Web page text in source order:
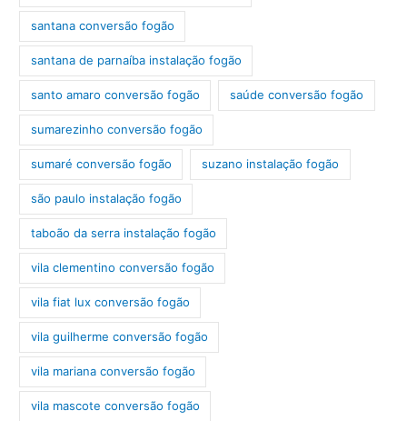
santana conversão fogão
santana de parnaíba instalação fogão
santo amaro conversão fogão saúde conversão fogão
sumarezinho conversão fogão
sumaré conversão fogão suzano instalação fogão
são paulo instalação fogão
taboão da serra instalação fogão
vila clementino conversão fogão
vila fiat lux conversão fogão
vila guilherme conversão fogão
vila mariana conversão fogão
vila mascote conversão fogão